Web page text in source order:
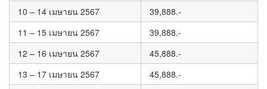
10 – 14 เมษายน 2567
39,888.-
11 – 15 เมษายน 2567
39,888.-
12 – 16 เมษายน 2567
45,888.-
13 – 17 เมษายน 2567
45,888.-